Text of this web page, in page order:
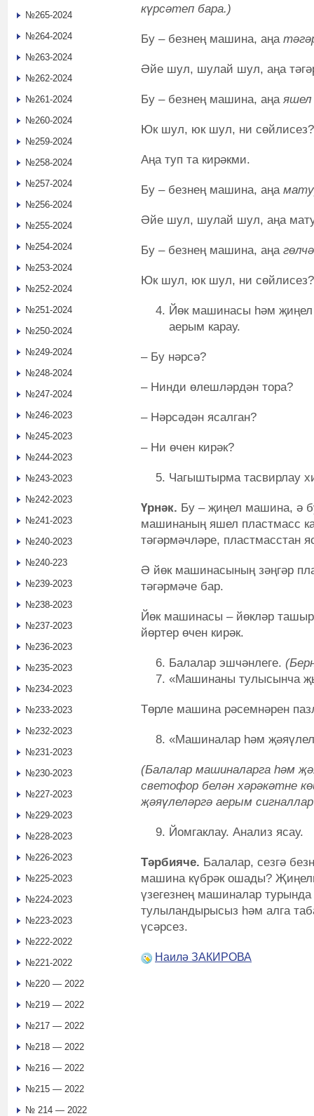
күрсәтеп бара.)
Бу – безнең машина, аңа
Әйе шул, шулай шул, аңа
Бу – безнең машина, аңа
Юк шул, юк шул, ни сөйлисез?
Аңа туп та кирәкми.
Бу – безнең машина, аңа
Әйе шул, шулай шул, аңа
Бу – безнең машина, аңа
Юк шул, юк шул, ни сөйлисез?
Йөк машинасы һәм
аерым карау.
– Бу нәрсә?
– Нинди өлешләрдән тора?
– Нәрсәдән ясалган?
– Ни өчен кирәк?
Чагыштырма тасвирлау
Үрнәк. Бу – җиңел машина, ә
машинаның яшел пластмасс
тәгәрмәчләре, пластмасстан
Ә йөк машинасының зәңгәр
тәгәрмәче бар.
Йөк машинасы – йөкләр
йөртер өчен кирәк.
Балалар эшчәнлеге. (Б
«Машинаны тулысынча
Төрле машина рәсемнәрен
«Машиналар һәм
(Балалар машиналарга һәм
светофор белән хәрәкәтне
җәяүлеләргә аерым
Йомгаклау. Анализ ясау.
Тәрбияче. Балалар, сезгә
машина күбрәк ошады?
үзегезнең машиналар
тулыландырысыз һәм алга
үсәрсез.
Наилә ЗАКИРОВА
№265-2024
№264-2024
№263-2024
№262-2024
№261-2024
№260-2024
№259-2024
№258-2024
№257-2024
№256-2024
№255-2024
№254-2024
№253-2024
№252-2024
№251-2024
№250-2024
№249-2024
№248-2024
№247-2024
№246-2023
№245-2023
№244-2023
№243-2023
№242-2023
№241-2023
№240-2023
№240-223
№239-2023
№238-2023
№237-2023
№236-2023
№235-2023
№234-2023
№233-2023
№232-2023
№231-2023
№230-2023
№227-2023
№229-2023
№228-2023
№226-2023
№225-2023
№224-2023
№223-2023
№222-2022
№221-2022
№220 — 2022
№219 — 2022
№217 — 2022
№218 — 2022
№216 — 2022
№215 — 2022
№ 214 — 2022